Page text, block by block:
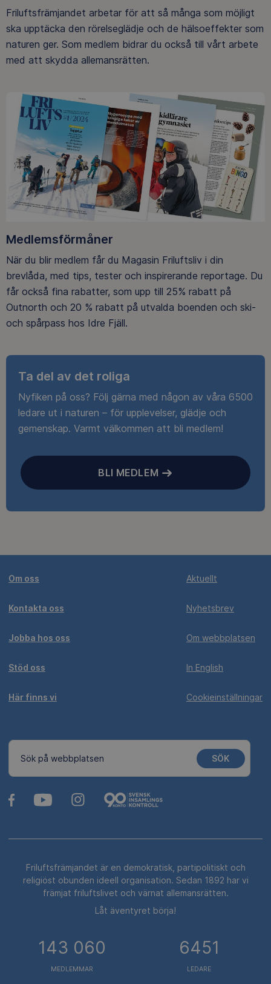
Friluftsfrämjandet arbetar för att så många som möjligt
ska upptäcka den rörelseglädje och de hälsoeffekter som
naturen ger. Som medlem bidrar du också till vårt arbete
med att skydda allemansrätten.
Medlemsförmåner
När du blir medlem får du Magasin Friluftsliv i din
brevlåda, med tips, tester och inspirerande reportage. Du
får också fina rabatter, som upp till 25% rabatt på
Outnorth och 20 % rabatt på utvalda boenden och ski-
och spårpass hos Idre Fjäll.
Ta del av det roliga
Nyfiken på oss? Följ gärna med någon av våra 6500
ledare ut i naturen – för upplevelser, glädje och
gemenskap. Varmt välkommen att bli medlem!
BLI MEDLEM
Om oss
Kontakta oss
Jobba hos oss
Stöd oss
Här finns vi
Aktuellt
Nyhetsbrev
Om webbplatsen
In English
Cookieinställningar
Sök på webbplatsen SÖK
Friluftsfrämjandet är en demokratisk, partipolitiskt och
religiöst obunden ideell organisation. Sedan 1892 har vi
främjat friluftslivet och värnat allemansrätten.
Låt äventyret börja!
143 060
MEDLEMMAR
6451
LEDARE